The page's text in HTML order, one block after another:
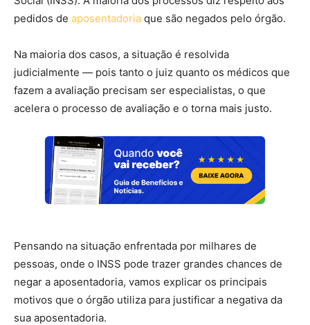
pedidos de aposentadoria que são negados pelo órgão.
Na maioria dos casos, a situação é resolvida
judicialmente — pois tanto o juiz quanto os médicos que
fazem a avaliação precisam ser especialistas, o que
acelera o processo de avaliação e o torna mais justo.
Pensando na situação enfrentada por milhares de
pessoas, onde o INSS pode trazer grandes chances de
negar a aposentadoria, vamos explicar os principais
motivos que o órgão utiliza para justificar a negativa da
sua aposentadoria.